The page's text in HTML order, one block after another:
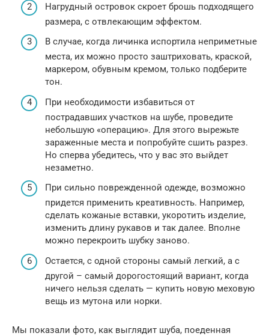
Нагрудный островок скроет брошь подходящего
размера, с отвлекающим эффектом.
В случае, когда личинка испортила неприметные
места, их можно просто заштриховать, краской,
маркером, обувным кремом, только подберите
тон.
При необходимости избавиться от
пострадавших участков на шубе, проведите
небольшую «операцию». Для этого вырежьте
зараженные места и попробуйте сшить разрез.
Но сперва убедитесь, что у вас это выйдет
незаметно.
При сильно поврежденной одежде, возможно
придется применить креативность. Например,
сделать кожаные вставки, укоротить изделие,
изменить длину рукавов и так далее. Вполне
можно перекроить шубку заново.
Остается, с одной стороны самый легкий, а с
другой – самый дорогостоящий вариант, когда
ничего нельзя сделать — купить новую меховую
вещь из мутона или норки.
Мы показали фото, как выглядит шуба, поеденная